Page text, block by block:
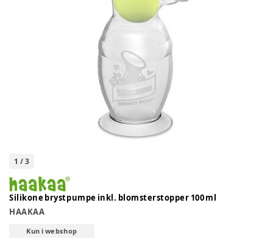
1 /3
Silikone brystpumpe inkl. blomsterstopper 100 ml
HAAKAA
Kun i webshop